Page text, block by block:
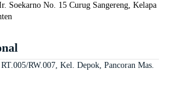
Soekarno No. 15 Curug Sangereng, Kelapa
RW.007, Kel. Depok, Pancoran Mas.